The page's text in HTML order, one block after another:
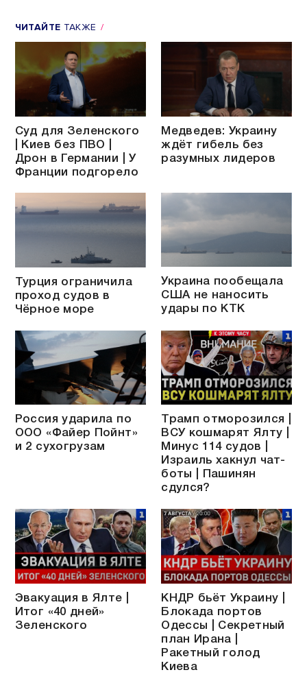
ЧИТАЙТЕ ТАКЖЕ
Суд для Зеленского
| Киев без ПВО |
Дрон в Германии | У
Франции подгорело
Медведев: Украину
ждёт гибель без
разумных лидеров
Турция ограничила
проход судов в
Чёрное море
Украина пообещала
США не наносить
удары по КТК
Россия ударила по
ООО «Файер Пойнт»
и 2 сухогрузам
Трамп отморозился |
ВСУ кошмарят Ялту |
Минус 114 судов |
Израиль хакнул чат-
боты | Пашинян
сдулся?
Эвакуация в Ялте |
Итог «40 дней»
Зеленского
КНДР бьёт Украину |
Блокада портов
Одессы | Секретный
план Ирана |
Ракетный голод
Киева